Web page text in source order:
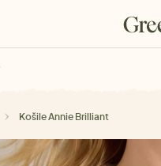
poukazy
Košile Annie Brilliant